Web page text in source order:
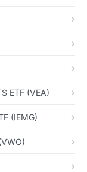
ETF (VEA)
(IEMG)